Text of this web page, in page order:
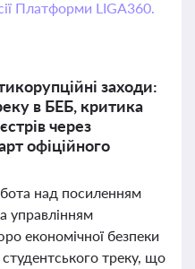
Платформи LIGA360.
заходи:
в БЕБ, критика
через
офіційного
над посиленням
управлінням
економічної безпеки
треку, що